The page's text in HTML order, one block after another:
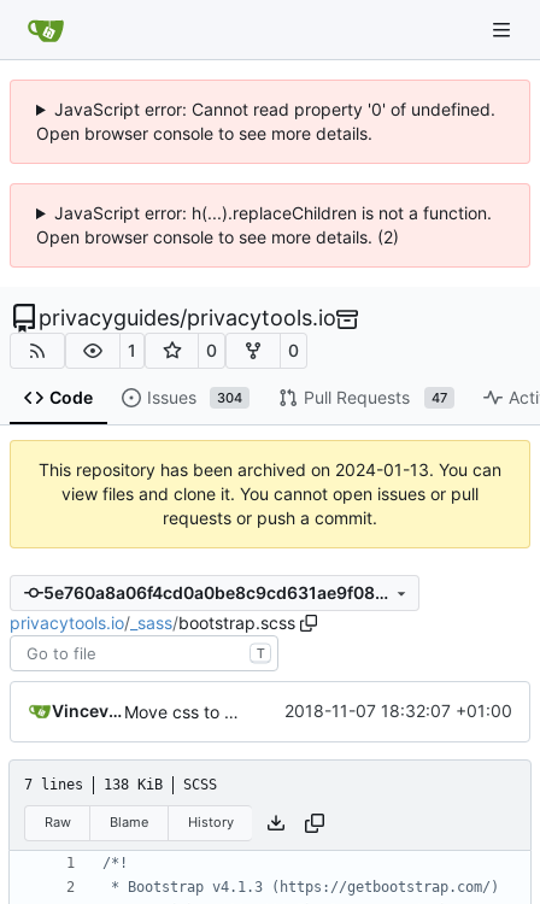
JavaScript error: Cannot read property '0' of undefined.
Open browser console to see more details.
JavaScript error: h(...).replaceChildren is not a function.
Open browser console to see more details. (2)
privacyguides/privacytools.io
1 0 0
Code Issues 304 Pull Requests 47
This repository has been archived on 2024-01-13. You can
view files and clone it. You cannot open issues or pull
requests or push a commit.
5e760a8a06f4cd0a0be8c9cd631ae9f085c25a06
privacytools.io/ _sass/bootstrap.scss
T
Vincevrp Move css to assets/css and add imports 2018-11-07 18:32:07 +01:00
7 lines 138 KiB SCSS
Raw Blame History